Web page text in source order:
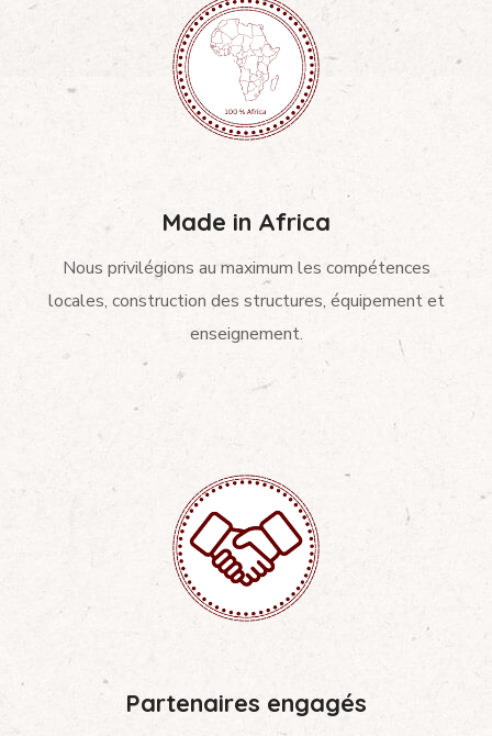
Made in Africa
Nous privilégions au maximum les compétences
locales, construction des structures, équipement et
enseignement.
Partenaires engagés